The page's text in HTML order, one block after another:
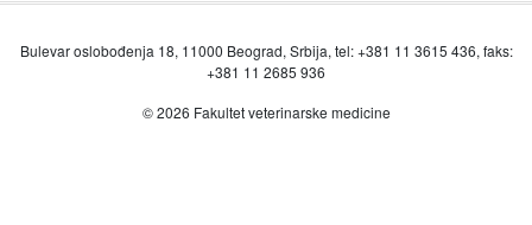
Bulevar oslobođenja 18, 11000 Beograd, Srbija, tel: +381 11 3615 436, faks:
+381 11 2685 936
© 2026 Fakultet veterinarske medicine